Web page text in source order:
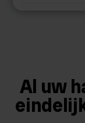
Al uw